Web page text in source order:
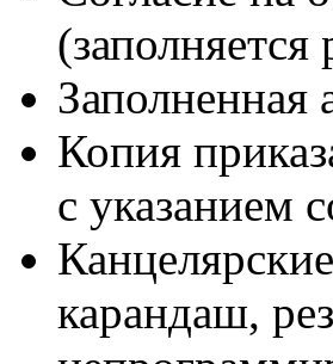
Заполненная
Копия
с указанием
карандаш,